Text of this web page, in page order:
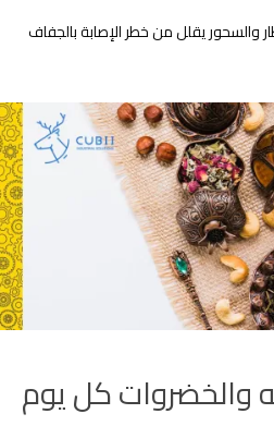
والسحور يقلل من خطر الإصابة بالجفاف
والخضروات كل يوم